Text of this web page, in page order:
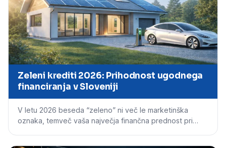
Zeleni krediti 2026: Prihodnost ugodnega
financiranja v Sloveniji
V letu 2026 beseda “zeleno” ni več le marketinška
oznaka, temveč vaša največja finančna prednost pri…